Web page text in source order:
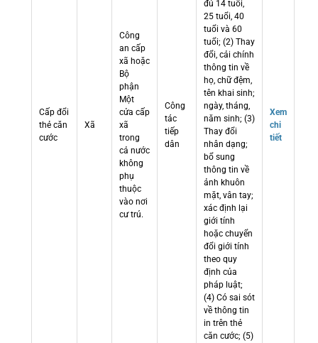
Cấp đổi
thẻ căn
cước
Xã
Công
an cấp
xã hoặc
Bộ
phận
Một
cửa cấp
xã
trong
cả nước
không
phụ
thuộc
vào nơi
cư trú.
Công
tác
tiếp
dân
đủ 14 tuổi,
25 tuổi, 40
tuổi và 60
tuổi; (2) Thay
đổi, cải chính
thông tin về
họ, chữ đệm,
tên khai sinh;
ngày, tháng,
năm sinh; (3)
Thay đổi
nhân dạng;
bổ sung
thông tin về
ảnh khuôn
mặt, vân tay;
xác định lại
giới tính
hoặc chuyển
đổi giới tính
theo quy
định của
pháp luật;
(4) Có sai sót
về thông tin
in trên thẻ
căn cước; (5)
Xem
chi
tiết